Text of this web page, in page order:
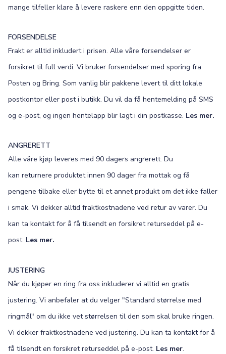
mange tilfeller klare å levere raskere enn den oppgitte tiden.
FORSENDELSE
Frakt er alltid inkludert i prisen. Alle våre forsendelser er
forsikret til full verdi. Vi bruker forsendelser med sporing fra
Posten og Bring. Som vanlig blir pakkene levert til ditt lokale
postkontor eller post i butikk. Du vil da få hentemelding på SMS
og e-post, og ingen hentelapp blir lagt i din postkasse. Les mer.
ANGRERETT
Alle våre kjøp leveres med 90 dagers angrerett. Du
kan returnere produktet innen 90 dager fra mottak og få
pengene tilbake eller bytte til et annet produkt om det ikke faller
i smak. Vi dekker alltid fraktkostnadene ved retur av varer. Du
kan ta kontakt for å få tilsendt en forsikret returseddel på e-
post. Les mer.
JUSTERING
Når du kjøper en ring fra oss inkluderer vi alltid en gratis
justering. Vi anbefaler at du velger "Standard størrelse med
ringmål" om du ikke vet størrelsen til den som skal bruke ringen.
Vi dekker fraktkostnadene ved justering. Du kan ta kontakt for å
få tilsendt en forsikret returseddel på e-post. Les mer.